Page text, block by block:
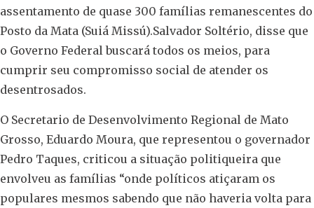
assentamento de quase 300 famílias remanescentes do
Posto da Mata (Suiá Missú).Salvador Soltério, disse que
o Governo Federal buscará todos os meios, para
cumprir seu compromisso social de atender os
desentrosados.
O Secretario de Desenvolvimento Regional de Mato
Grosso, Eduardo Moura, que representou o governador
Pedro Taques, criticou a situação politiqueira que
envolveu as famílias “onde políticos atiçaram os
populares mesmos sabendo que não haveria volta para